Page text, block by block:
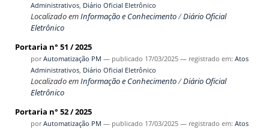
Administrativos, Diário Oficial Eletrônico
Localizado emInformação e Conhecimento/Diário Oficial
Eletrônico
Portaria n° 51 / 2025
porAutomatização PM — publicado 17/03/2025 — registrado em: Atos
Administrativos, Diário Oficial Eletrônico
Localizado emInformação e Conhecimento/Diário Oficial
Eletrônico
Portaria n° 52 / 2025
porAutomatização PM — publicado 17/03/2025 — registrado em: Atos